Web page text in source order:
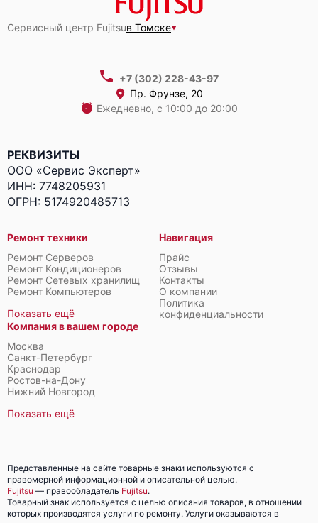
Fujitsu Primergy GX2460 M1
Fujitsu Primergy CX600 M1
Fujitsu Primergy CX400 M6
Fujitsu Primergy CX400 M1
Сервисный центр Fujitsuв Томске
+7 (302) 228-43-97
Пр. Фрунзе, 20
Ежедневно, с 10:00 до 20:00
РЕКВИЗИТЫ
ООО «Сервис Эксперт»
ИНН: 7748205931
ОГРН: 5174920485713
Ремонт техники
Ремонт Серверов
Ремонт Кондиционеров
Ремонт Сетевых хранилищ
Ремонт Компьютеров
Показать ещё
Компания в вашем городе
Москва
Санкт-Петербург
Краснодар
Ростов-на-Дону
Нижний Новгород
Показать ещё
Навигация
Прайс
Отзывы
Контакты
О компании
Политика
конфиденциальности
Представленные на сайте товарные знаки используются с
правомерной информационной и описательной целью.
Fujitsu — правообладатель Fujitsu.
Товарный знак используется с целью описания товаров, в отношении
которых производятся услуги по ремонту. Услуги оказываются в